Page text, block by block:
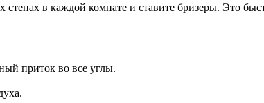
стенах в каждой комнате и ставите бризеры. Это
приток во все углы.